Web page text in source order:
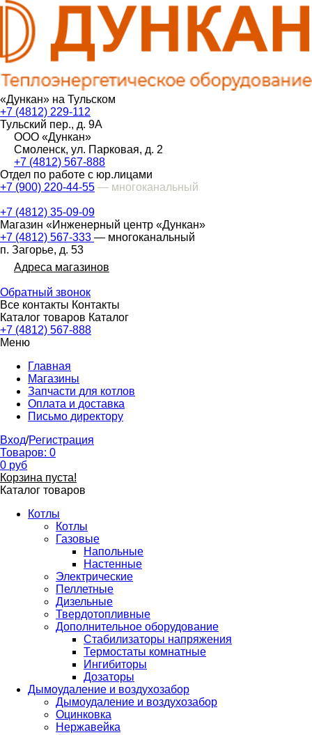
«Дункан» на Тульском
+7 (4812) 229-112
Тульский пер., д. 9А
ООО «Дункан»
Смоленск, ул. Парковая, д. 2
+7 (4812) 567-888
Отдел по работе с юр.лицами
+7 (900) 220-44-55 — многоканальный
+7 (4812) 35-09-09
Магазин «Инженерный центр «Дункан»
+7 (4812) 567-333 — многоканальный
п. Загорье, д. 53
Адреса магазинов
Обратный звонок
Все контакты Контакты
Каталог товаров Каталог
+7 (4812) 567-888
Меню
Главная
Магазины
Запчасти для котлов
Оплата и доставка
Письмо директору
Вход/Регистрация
Товаров: 0
0 руб
Корзина пуста!
Каталог товаров
Котлы
Котлы
Газовые
Напольные
Настенные
Электрические
Пеллетные
Дизельные
Твердотопливные
Дополнительное оборудование
Стабилизаторы напряжения
Термостаты комнатные
Ингибиторы
Дозаторы
Дымоудаление и воздухозабор
Дымоудаление и воздухозабор
Оцинковка
Нержавейка